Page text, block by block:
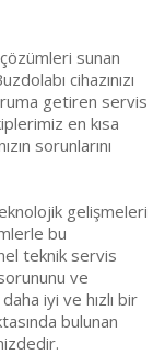
sunan
cihazınızı
getiren servis
en kısa
sorunlarını
gelişmeleri
bu
teknik servis
ve
iyi ve hızlı bir
bulunan